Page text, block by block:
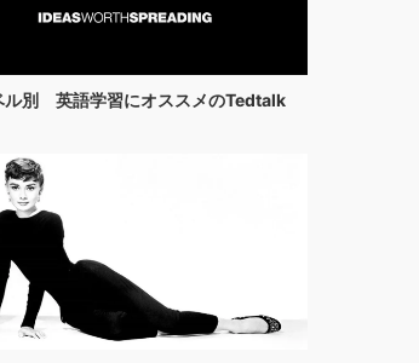
ル別 英語学習にオススメのTedtalk